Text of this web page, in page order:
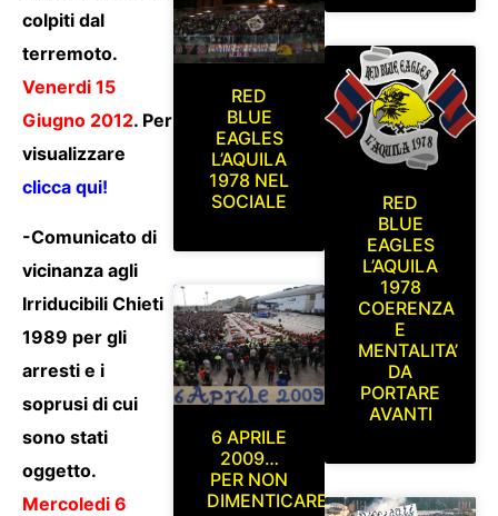
colpiti dal
terremoto.
Venerdi 15
Giugno 2012. Per
visualizzare
clicca qui!
-Comunicato di
vicinanza agli
Irriducibili Chieti
1989 per gli
arresti e i
soprusi di cui
sono stati
oggetto.
Mercoledi 6
RED
BLUE
EAGLES
L’AQUILA
1978 NEL
SOCIALE
6 APRILE
2009…
PER NON
DIMENTICARE
RED
BLUE
EAGLES
L’AQUILA
1978
COERENZA
E
MENTALITA’
DA
PORTARE
AVANTI